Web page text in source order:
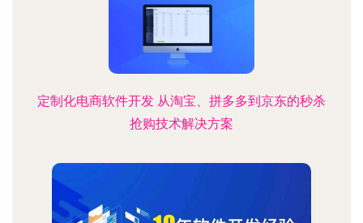
定制化电商软件开发 从淘宝、拼多多到京东的秒杀
抢购技术解决方案